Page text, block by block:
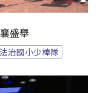
盛舉
法治國小少棒隊